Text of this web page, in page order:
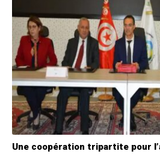
Une coopération tripartite pour